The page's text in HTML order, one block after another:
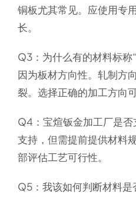
铜板尤其常见。应使用专
长。
Q3：为什么有的材料标称
因为板材方向性。轧制方
裂。选择正确的加工方向
Q4：宝煊钣金加工厂是否
支持，但需提前提供材料
部评估工艺可行性。
Q5：我该如何判断材料是